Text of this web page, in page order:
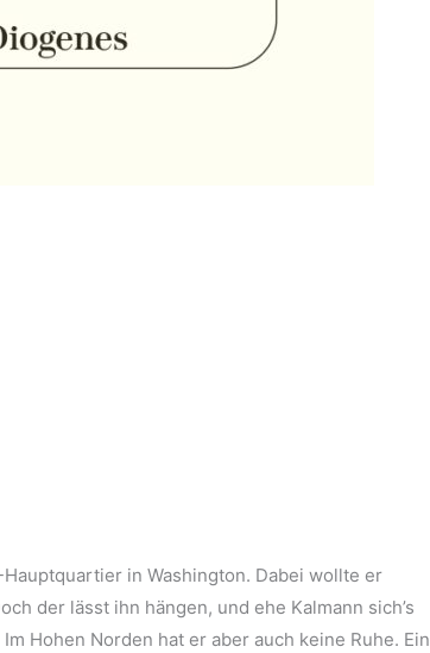
in Washington. Dabei wollte er
der lässt ihn hängen, und ehe Kalmann sich’s
Hohen Norden hat er aber auch keine Ruhe. Ein